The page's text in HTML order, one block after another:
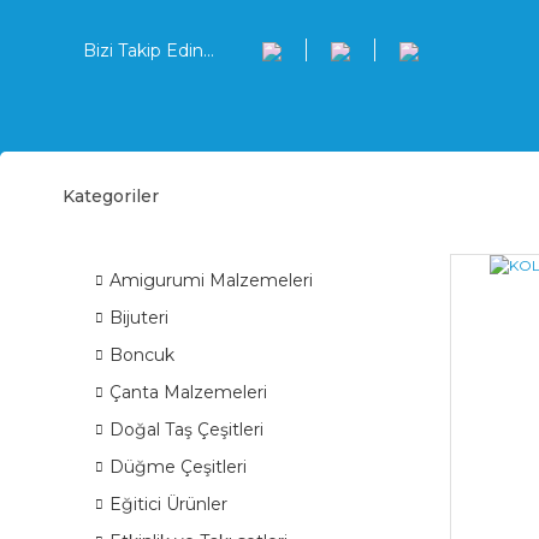
Bizi Takip Edin...
Kategoriler
ÜRÜN GRUPLARI
Amigurumi Malzemeleri
Bijuteri
Boncuk
Çanta Malzemeleri
Doğal Taş Çeşitleri
Düğme Çeşitleri
Eğitici Ürünler